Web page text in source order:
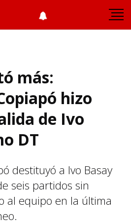
más:
hizo
de Ivo
DT
destituyó a Ivo Basay
seis partidos sin
al equipo en la última